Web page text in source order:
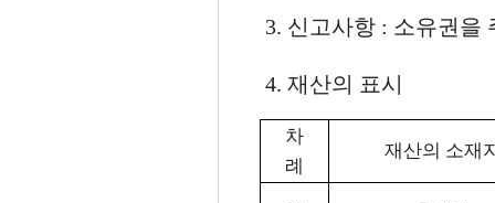
3. 신고사항 : 소유권을
4. 재산의 표시
차
례
재산의 소재